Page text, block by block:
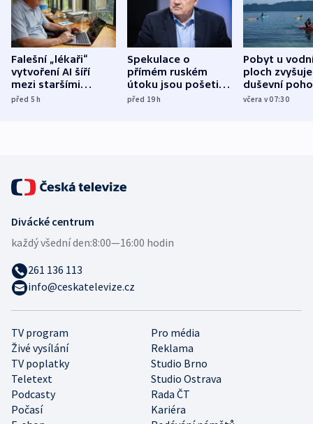
Falešní „lékaři“
vytvoření AI šíří
mezi staršími
Poláky nebezpečné
před 5h
Spekulace o
přímém ruském
útoku jsou pošetilé,
míní estonský
před 19h
Pobyt u
ploch zvyšuje
duševní
ukázala
včera v 07:30
TV program
Pro média
Živé vysílání
Reklama
TV poplatky
Studio Brno
Teletext
Studio Ostrava
Podcasty
Rada ČT
Počasí
Kariéra
Divácké centrum
každý všední den:8:00—16:00 hodin
261 136 113
info@ceskatelevize.cz